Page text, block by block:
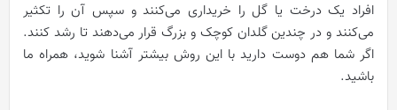
افراد یک درخت یا گل را خریداری می‌کنند و سپس آن را تکثیر
می‌کنند و در چندین گلدان کوچک و بزرگ قرار می‌دهند تا رشد کنند.
اگر شما هم دوست دارید با این روش بیشتر آشنا شوید، همراه ما
باشید.